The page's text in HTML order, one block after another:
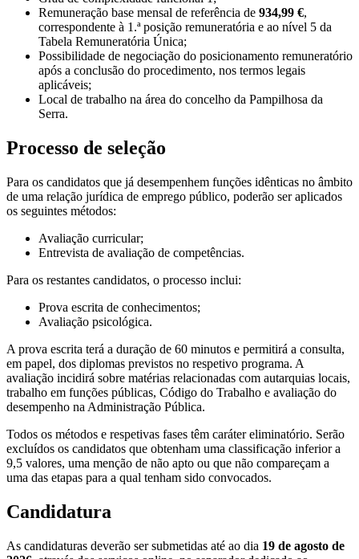
Remuneração base mensal de referência de 934,99 €,
correspondente à 1.ª posição remuneratória e ao nível 5 da
Tabela Remuneratória Única;
Possibilidade de negociação do posicionamento remuneratório
após a conclusão do procedimento, nos termos legais
aplicáveis;
Local de trabalho na área do concelho da Pampilhosa da
Serra.
Processo de seleção
Para os candidatos que já desempenhem funções idênticas no âmbito
de uma relação jurídica de emprego público, poderão ser aplicados
os seguintes métodos:
Avaliação curricular;
Entrevista de avaliação de competências.
Para os restantes candidatos, o processo inclui:
Prova escrita de conhecimentos;
Avaliação psicológica.
A prova escrita terá a duração de 60 minutos e permitirá a consulta,
em papel, dos diplomas previstos no respetivo programa. A
avaliação incidirá sobre matérias relacionadas com autarquias locais,
trabalho em funções públicas, Código do Trabalho e avaliação do
desempenho na Administração Pública.
Todos os métodos e respetivas fases têm caráter eliminatório. Serão
excluídos os candidatos que obtenham uma classificação inferior a
9,5 valores, uma menção de não apto ou que não compareçam a
uma das etapas para a qual tenham sido convocados.
Candidatura
As candidaturas deverão ser submetidas até ao dia 19 de agosto de